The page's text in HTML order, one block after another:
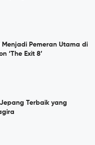
Menjadi Pemeran Utama di
‘The Exit 8’
Terbaik yang